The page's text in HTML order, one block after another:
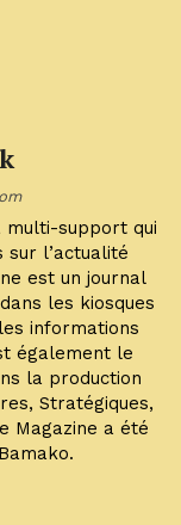
multi-support qui
sur l’actualité
est un journal
les kiosques
informations
également le
la production
Stratégiques,
Magazine a été